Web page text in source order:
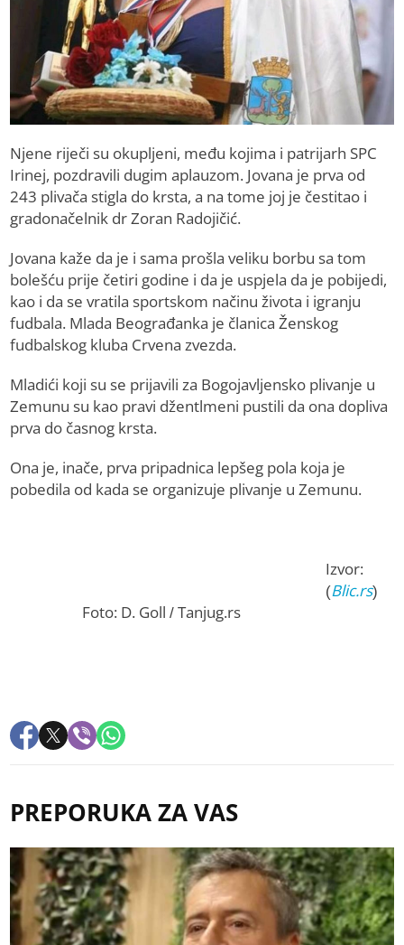
Njene riječi su okupljeni, među kojima i patrijarh SPC
Irinej, pozdravili dugim aplauzom. Jovana je prva od
243 plivača stigla do krsta, a na tome joj je čestitao i
gradonačelnik dr Zoran Radojičić.
Jovana kaže da je i sama prošla veliku borbu sa tom
bolešću prije četiri godine i da je uspjela da je pobijedi,
kao i da se vratila sportskom načinu života i igranju
fudbala. Mlada Beograđanka je članica Ženskog
fudbalskog kluba Crvena zvezda.
Mladići koji su se prijavili za Bogojavljensko plivanje u
Zemunu su kao pravi džentlmeni pustili da ona dopliva
prva do časnog krsta.
Ona je, inače, prva pripadnica lepšeg pola koja je
pobedila od kada se organizuje plivanje u Zemunu.
Izvor:
(Blic.rs)
Foto: D. Goll / Tanjug.rs
PREPORUKA ZA VAS